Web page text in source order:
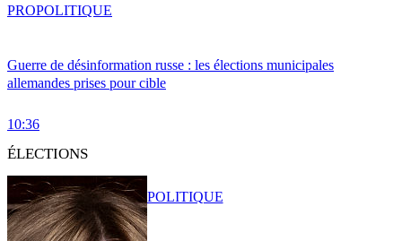
Guerre de désinformation russe : les élections municipales
allemandes prises pour cible
10:36
PROPOLITIQUE
ÉLECTIONS
POLITIQUE